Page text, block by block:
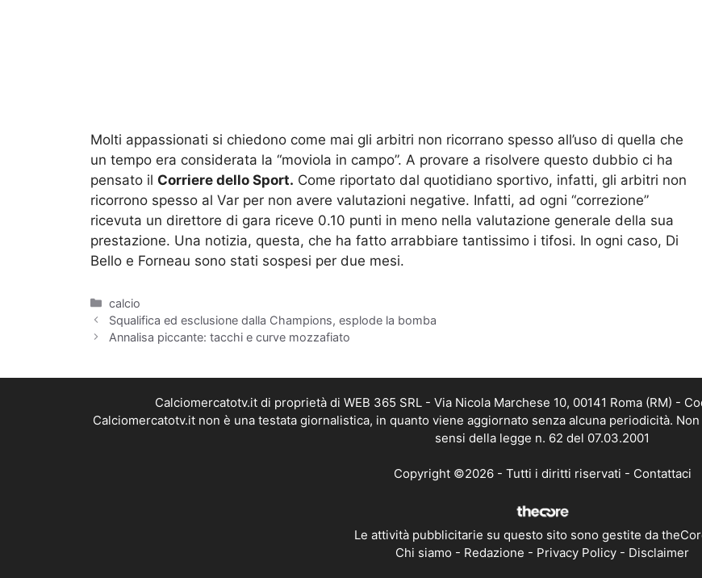
Molti appassionati si chiedono come mai gli arbitri non ricorrano spesso all’uso di quella che
un tempo era considerata la “moviola in campo”. A provare a risolvere questo dubbio ci ha
pensato il Corriere dello Sport. Come riportato dal quotidiano sportivo, infatti, gli arbitri non
ricorrono spesso al Var per non avere valutazioni negative. Infatti, ad ogni “correzione”
ricevuta un direttore di gara riceve 0.10 punti in meno nella valutazione generale della sua
prestazione. Una notizia, questa, che ha fatto arrabbiare tantissimo i tifosi. In ogni caso, Di
Bello e Forneau sono stati sospesi per due mesi.
Categorie
calcio
Squalifica ed esclusione dalla Champions, esplode la bomba
Annalisa piccante: tacchi e curve mozzafiato
Calciomercatotv.it di proprietà di WEB 365 SRL - Via Nicola Marchese 10, 00141 Roma (RM) -
Calciomercatotv.it non è una testata giornalistica, in quanto viene aggiornato senza alcuna periodicità.
sensi della legge n. 62 del 07.03.2001
Copyright ©2026 - Tutti i diritti riservati - Contattaci
Le attività pubblicitarie su questo sito sono gestite da
Chi siamo - Redazione - Privacy Policy - Disclaimer